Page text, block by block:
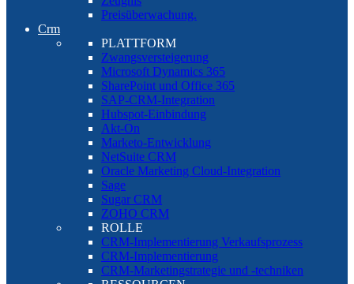
Preisüberwachung.
Crm
PLATTFORM
Zwangsversteigerung
Microsoft Dynamics 365
SharePoint und Office 365
SAP-CRM-Integration
Hubspot-Einbindung
Akt-On
Marketo-Entwicklung
NetSuite CRM
Oracle Marketing Cloud-Integration
Sage
Sugar CRM
ZOHO CRM
ROLLE
CRM-Implementierung Verkaufsprozess
CRM-Implementierung
CRM-Marketingstrategie und -techniken